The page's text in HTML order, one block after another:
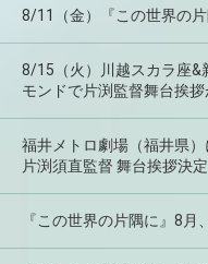
8/11（金）『この世界の
8/15（火）川越スカラ座&
モンドで片渕監督舞台挨拶
福井メトロ劇場（福井県
片渕須直監督 舞台挨拶決定
『この世界の片隅に』8月